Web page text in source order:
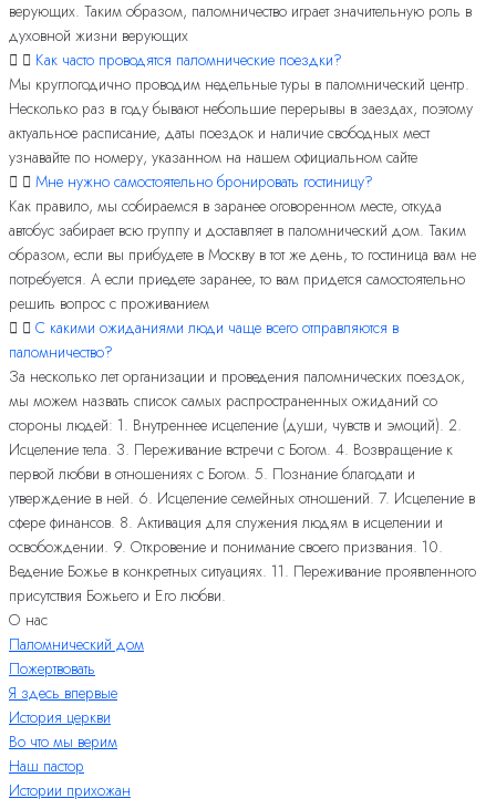
верующих. Таким образом, паломничество играет значительную роль в
духовной жизни верующих
Как часто проводятся паломнические поездки?
Мы круглогодично проводим недельные туры в паломнический центр.
Несколько раз в году бывают небольшие перерывы в заездах, поэтому
актуальное расписание, даты поездок и наличие свободных мест
узнавайте по номеру, указанном на нашем официальном сайте
Мне нужно самостоятельно бронировать гостиницу?
Как правило, мы собираемся в заранее оговоренном месте, откуда
автобус забирает всю группу и доставляет в паломнический дом. Таким
образом, если вы прибудете в Москву в тот же день, то гостиница вам не
потребуется. А если приедете заранее, то вам придется самостоятельно
решить вопрос с проживанием
С какими ожиданиями люди чаще всего отправляются в
паломничество?
За несколько лет организации и проведения паломнических поездок,
мы можем назвать список самых распространенных ожиданий со
стороны людей: 1. Внутреннее исцеление (души, чувств и эмоций). 2.
Исцеление тела. 3. Переживание встречи с Богом. 4. Возвращение к
первой любви в отношениях с Богом. 5. Познание благодати и
утверждение в ней. 6. Исцеление семейных отношений. 7. Исцеление в
сфере финансов. 8. Активация для служения людям в исцелении и
освобождении. 9. Откровение и понимание своего призвания. 10.
Ведение Божье в конкретных ситуациях. 11. Переживание проявленного
присутствия Божьего и Его любви.
О нас
Паломнический дом
Пожертвовать
Я здесь впервые
История церкви
Во что мы верим
Наш пастор
Истории прихожан